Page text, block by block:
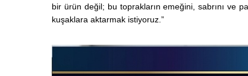
bir ürün değil; bu toprakların emeğini, sabrını ve
kuşaklara aktarmak istiyoruz.”